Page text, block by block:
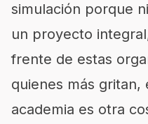
simulación porque
un proyecto
frente de estas
quienes más gritan,
academia es otra